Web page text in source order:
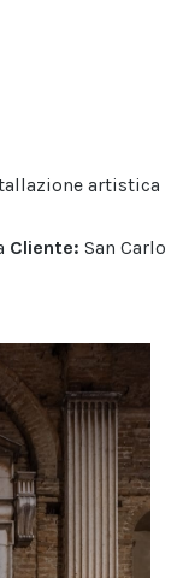
artistica
Cliente: San Carlo